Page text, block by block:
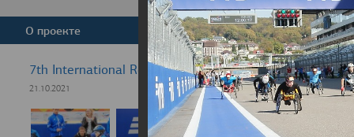
Версия для
О проекте Команда Новости
7th International Rezept-Sport Wheelchair Half
21.10.2021